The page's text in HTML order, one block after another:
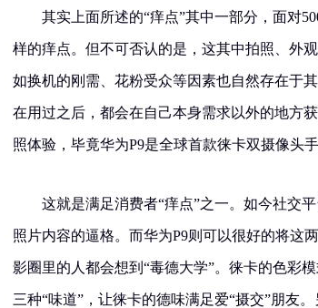
其实上面所述的“痒点”其中一部分，面对
样的痒点。但不可否认的是，这其中拍照、外
如换机的刚需、花粉受众等因素也自然存在于
在用过之后，都会在自己本身需求以外的地方
照体验，毕竟华为P9是全球首款徕卡双摄像头手
这就是满足消费者“痒点”之一。如今社交
照片内容的逼格。而华为P9则可以很好的将这
影圈里的人都会想到“毒德大学”。徕卡的色彩
三种“味道”，让徕卡的德味满足爱“摄交”朋友